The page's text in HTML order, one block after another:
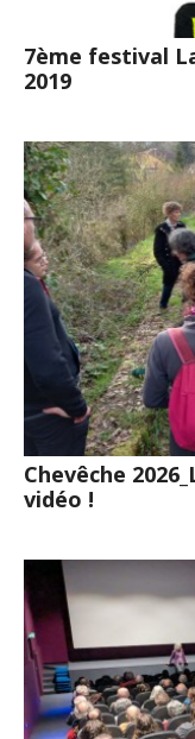
7ème festival
2019
Chevêche
vidéo !